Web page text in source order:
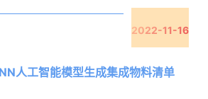
2022-11-16
人工智能模型生成集成物料清单